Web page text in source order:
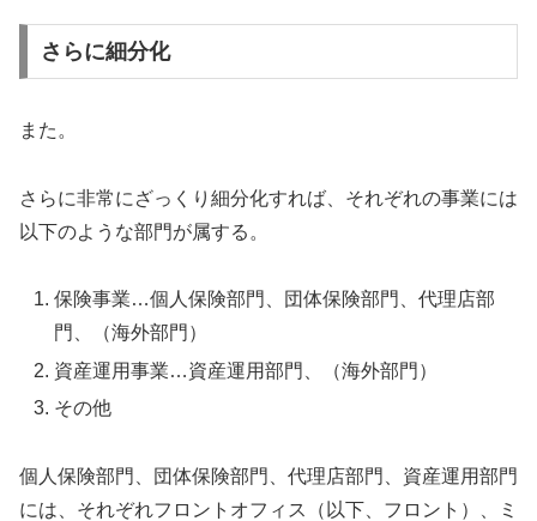
さらに細分化
また。
さらに非常にざっくり細分化すれば、それぞれの事業には
以下のような部門が属する。
保険事業…個人保険部門、団体保険部門、代理店部
門、（海外部門）
資産運用事業…資産運用部門、（海外部門）
その他
個人保険部門、団体保険部門、代理店部門、資産運用部門
には、それぞれフロントオフィス（以下、フロント）、ミ